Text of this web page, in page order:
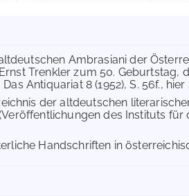
Ambrasiani der
Trenkler zum 50. Geburtstag,
Antiquariat 8 (1952), S. 56f., hier
der altdeutschen
des Instituts für
Handschriften in